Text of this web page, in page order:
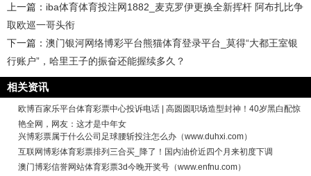
上一篇： iba体育体育投注网1882_麦克罗伊更换全新挥杆 阿布扎比争
取欧巡一哥头衔
下一篇： 澳门银河网络博彩平台熊猫体育登录平台_莫得“大都王室银
行账户”，哈里王子的振奋还能握续多久？
相关资讯
欧博百家乐平台体育彩票中心投诉电话 | 高圆圆职场造型封神！40岁黑白配惊
艳全网，网友：这才是中年女
兴博彩票属于什么公司足球腰斩投注怎么办（www.duhxi.com）
互联网博彩体育彩票排列三合买_降了！国内油价近四个月来初度下调
澳门博彩信誉网站体育彩票3d今晚开奖号（www.enfnu.com）